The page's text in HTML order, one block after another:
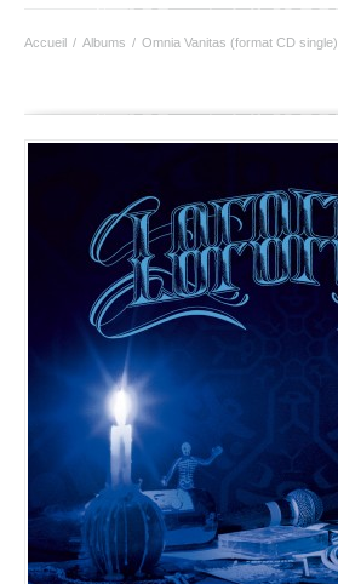
Accueil / Albums / Omnia Vanitas (format CD single)